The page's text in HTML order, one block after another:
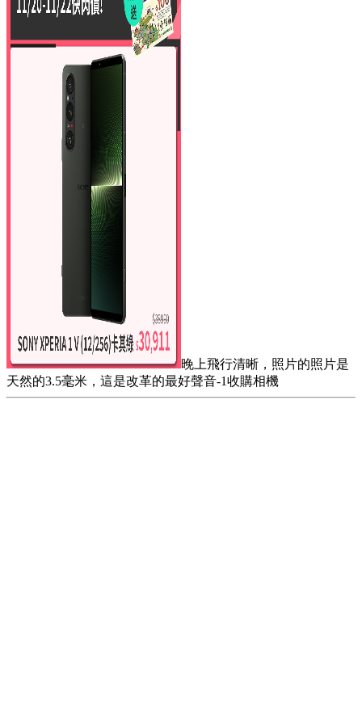
晚上飛行清晰，照片的照片是
天然的3.5毫米，這是改革的最好聲音-1收購相機